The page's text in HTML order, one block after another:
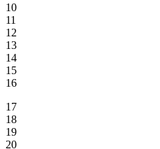
10
11
12
13
14
15
16
17
18
19
20